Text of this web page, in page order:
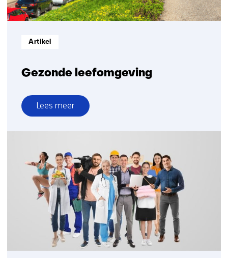
Gezonde leefomgeving
Informatietype:
Artikel
Lees meer
over
Gezonde